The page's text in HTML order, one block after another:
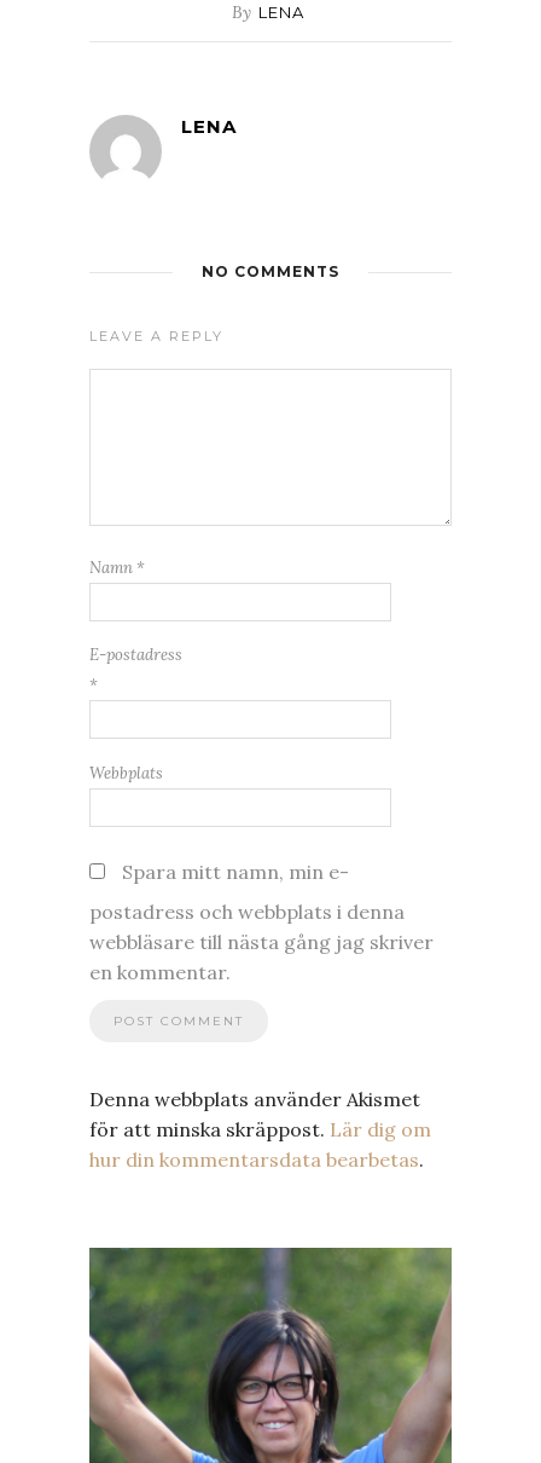
By LENA
LENA
NO COMMENTS
LEAVE A REPLY
Namn *
E-postadress
*
Webbplats
Spara mitt namn, min e-
postadress och webbplats i denna
webbläsare till nästa gång jag skriver
en kommentar.
Denna webbplats använder Akismet
för att minska skräppost. Lär dig om
hur din kommentarsdata bearbetas.